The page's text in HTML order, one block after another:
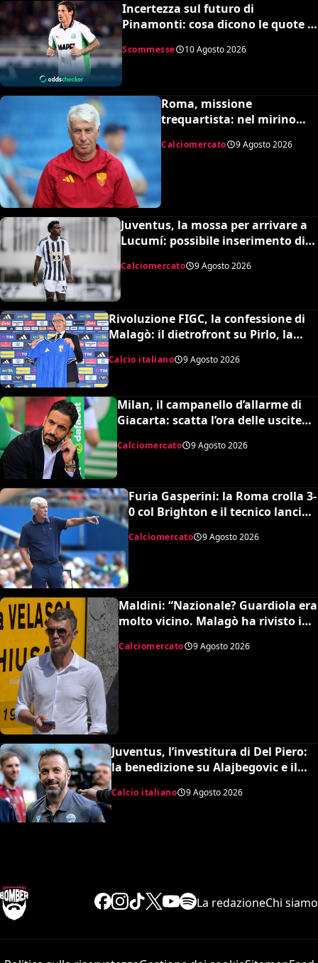
Incertezza sul futuro di
Pinamonti: cosa dicono le quote e
Scommesse 10 Agosto 2026
Roma, missione
trequartista: nel mirino
Calciomercato 9 Agosto 2026
Juventus, la mossa per arrivare a
Lucumí: possibile inserimento di
Calciomercato 9 Agosto 2026
Rivoluzione FIGC, la confessione di
Malagò: il dietrofront su Pirlo, la
scelta Mancini e il nuovo volto
dell’Italia
Calcio italiano 9 Agosto 2026
Milan, il campanello d’allarme di
Giacarta: scatta l’ora delle uscite
Calciomercato 9 Agosto 2026
Furia Gasperini: la Roma crolla 3-
0 col Brighton e il tecnico lancia
l’allarme mercato
Calciomercato 9 Agosto 2026
Maldini: “Nazionale? Guardiola era
molto vicino. Malagò ha rivisto i
Calciomercato 9 Agosto 2026
Juventus, l’investitura di Del Piero:
la benedizione su Alajbegovic e il
fattore Spalletti per il ritorno in alto
Calcio italiano 9 Agosto 2026
La redazioneChi siamo